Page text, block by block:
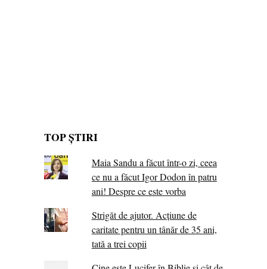
TOP ȘTIRI
Maia Sandu a făcut într-o zi, ceea
ce nu a făcut Igor Dodon în patru
ani! Despre ce este vorba
Strigăt de ajutor. Acțiune de
caritate pentru un tânăr de 35 ani,
tată a trei copii